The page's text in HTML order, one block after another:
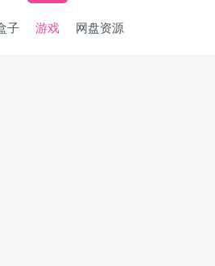
子 游戏 网盘资源